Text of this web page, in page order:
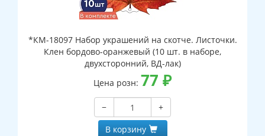
*КМ-18097 Набор украшений на скотче. Листочки.
Клен бордово-оранжевый (10 шт. в наборе,
двухсторонний, ВД-лак)
Цена розн: 77 ₽
−
+
В корзину